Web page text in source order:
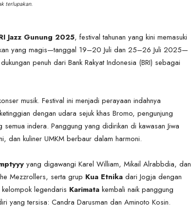
terlupakan.
Jazz Gunung 2025, festival tahunan yang kini memasuki
yang magis—tanggal 19–20 Juli dan 25–26 Juli 2025—
penuh dari Bank Rakyat Indonesia (BRI) sebagai
musik. Festival ini menjadi perayaan indahnya
dengan udara sejuk khas Bromo, pengunjung
indera. Panggung yang didirikan di kawasan Jiwa
dan kuliner UMKM berbaur dalam harmoni.
yang digawangi Karel William, Mikail Alrabbdia, dan
Mezzrollers, serta grup Kua Etnika dari Jogja dengan
legendaris Karimata kembali naik panggung
yang tersisa: Candra Darusman dan Aminoto Kosin.